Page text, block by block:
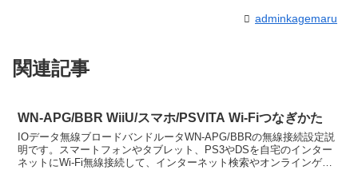
adminkagemaru
関連記事
WN-APG/BBR WiiU/スマホ/PSVITA Wi-Fiつなぎかた
IOデータ無線ブロードバンドルータWN-APG/BBRの無線接続設定説
明です。スマートフォンやタブレット、PS3やDSを自宅のインター
ネットにWi-Fi無線接続して、インターネット検索やオンラインゲー